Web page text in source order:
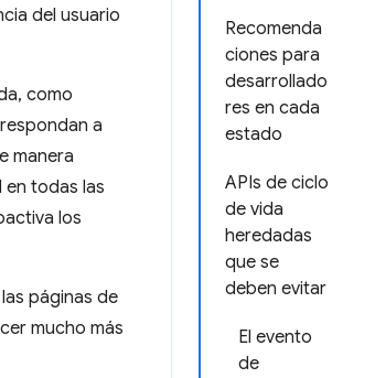
Recomenda
ciones para
desarrollado
res en cada
estado
APIs de ciclo
de vida
heredadas
que se
deben evitar
El evento
de
del usuario
como
a
manera
en todas las
los
páginas de
mucho más